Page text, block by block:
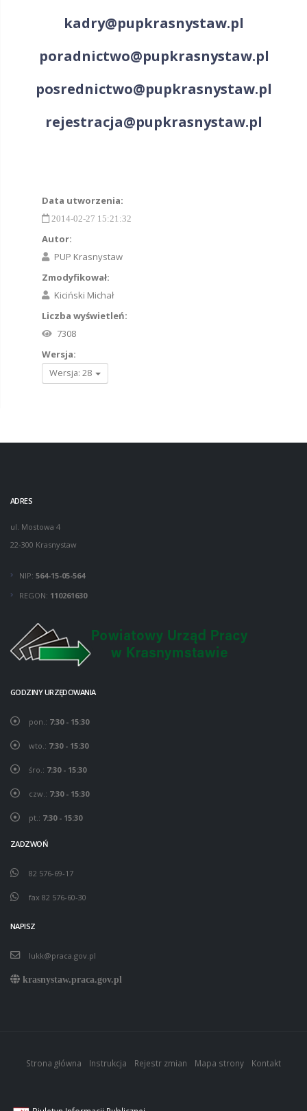
kadry@pupkrasnystaw.pl
poradnictwo@pupkrasnystaw.pl
posrednictwo@pupkrasnystaw.pl
rejestracja@pupkrasnystaw.pl
Data utworzenia:
2014-02-27 15:21:32
Autor:
PUP Krasnystaw
Zmodyfikował:
Kiciński Michał
Liczba wyświetleń:
7308
Wersja:
Wersja: 28
ADRES
ul. Mostowa 4
22-300 Krasnystaw
NIP: 564-15-05-564
REGON: 110261630
GODZINY URZĘDOWANIA
pon.: 7:30 - 15:30
wto.: 7:30 - 15:30
śro.: 7:30 - 15:30
czw.: 7:30 - 15:30
pt.: 7:30 - 15:30
ZADZWOŃ
82 576-69-17
fax 82 576-60-30
NAPISZ
lukk@praca.gov.pl
krasnystaw.praca.gov.pl
Strona główna Instrukcja Rejestr zmian Mapa strony Kontakt